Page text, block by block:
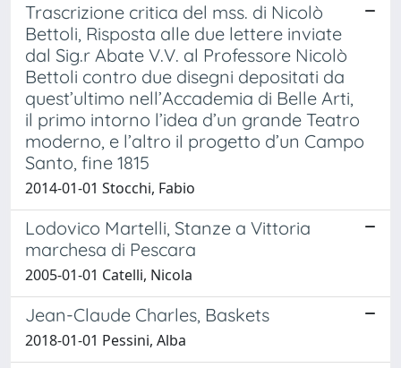
Trascrizione critica del mss. di Nicolò
Bettoli, Risposta alle due lettere inviate
dal Sig.r Abate V.V. al Professore Nicolò
Bettoli contro due disegni depositati da
quest’ultimo nell’Accademia di Belle Arti,
il primo intorno l’idea d’un grande Teatro
moderno, e l’altro il progetto d’un Campo
Santo, fine 1815
2014-01-01 Stocchi, Fabio
Lodovico Martelli, Stanze a Vittoria
marchesa di Pescara
2005-01-01 Catelli, Nicola
Jean-Claude Charles, Baskets
2018-01-01 Pessini, Alba